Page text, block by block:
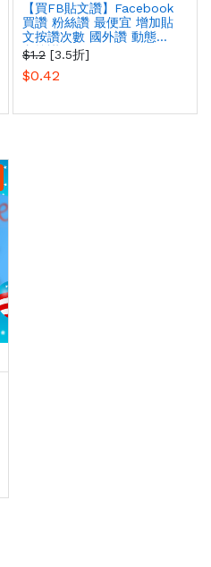
【買FB貼文讚】Facebook
買讚 粉絲讚 最便宜 增加貼
文按讚次數 國外讚 動態貼
文按讚
$1.2 [3.5折]
$0.42